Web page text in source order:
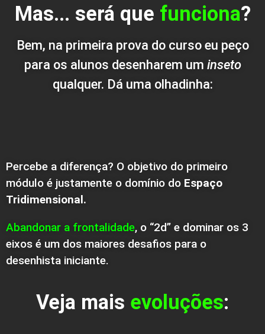
Mas... será que funciona?
Bem, na primeira prova do curso eu peço
para os alunos desenharem um inseto
qualquer. Dá uma olhadinha:
Percebe a diferença? O objetivo do primeiro
módulo é justamente o domínio do Espaço
Tridimensional.
Abandonar a frontalidade, o “2d” e dominar os 3
eixos é um dos maiores desafios para o
desenhista iniciante.
Veja mais evoluções: